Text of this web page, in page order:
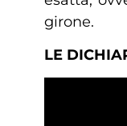
girone.
LE